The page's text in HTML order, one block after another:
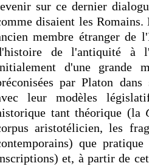
sur ce dernier
disaient les
membre étranger de
de l'antiquité à
d'une grande
par Platon
leur modèles
tant théorique (la
aristotélicien, les
que
et, à partir de